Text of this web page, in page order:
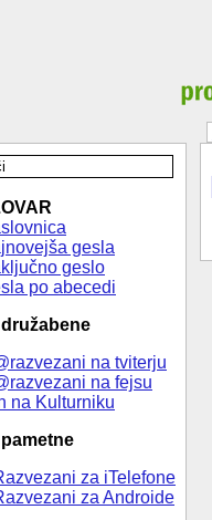
gesla
geslo
po abecedi
na tviterju
na fejsu
na Kulturniku
za iTelefone
za Androide